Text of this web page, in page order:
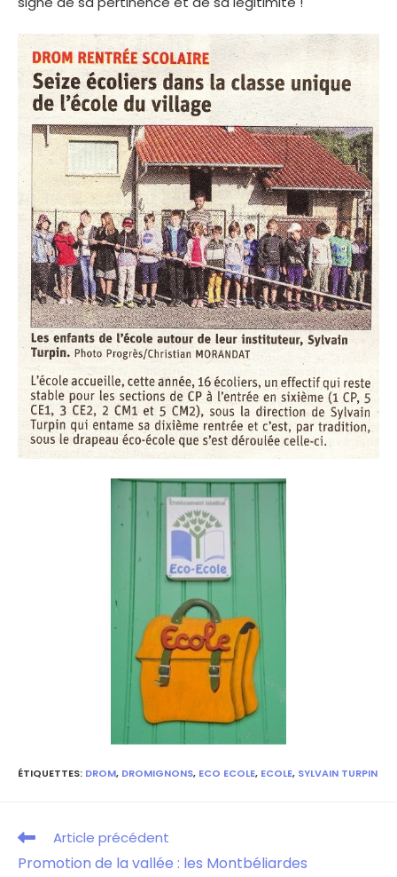
ÉTIQUETTES: DROM, DROMIGNONS, ECO ECOLE, ECOLE, SYLVAIN TURPIN
Article précédent
Promotion de la vallée : les Montbéliardes